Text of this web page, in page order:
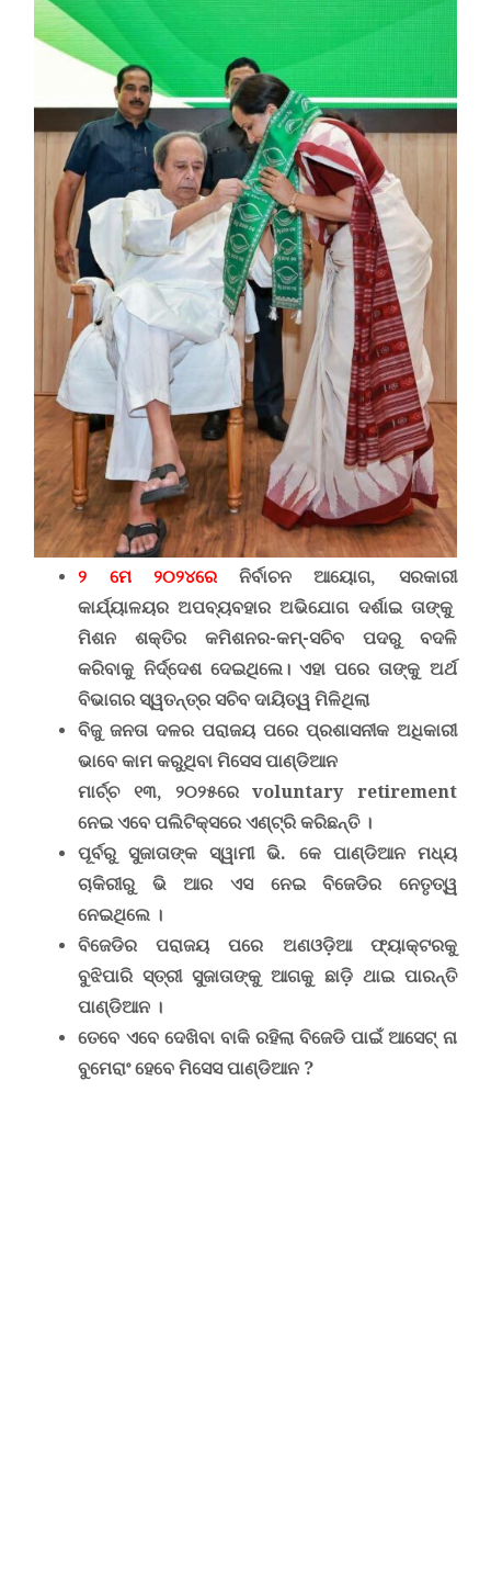
୨ ମେ ୨୦୨୪ରେନିର୍ବାଚନ ଆୟୋଗ,
ସରକାରୀ
କାର୍ଯ୍ୟାଳୟର ଅପବ୍ୟବହାର ଅଭିଯୋଗ ଦର୍ଶାଇ ତାଙ୍କୁ
ମିଶନ ଶକ୍ତିର କମିଶନର-କମ୍-ସଚିବ ପଦରୁ ବଦଳି
କରିବାକୁ ନିର୍ଦ୍ଦେଶ ଦେଇଥିଲେ। ଏହା ପରେ ତାଙ୍କୁ ଅର୍ଥ
ବିଭାଗର ସ୍ୱତନ୍ତ୍ର ସଚିବ ଦାୟିତ୍ୱ ମିଳିଥିଲା
ବିଜୁ ଜନତା ଦଳର ପରାଜୟ ପରେ ପ୍ରଶାସନୀକ ଅଧିକାରୀ
ଭାବେ କାମ କରୁଥିବା ମିସେସ ପାଣ୍ଡିଆନ
ମାର୍ଚ୍ଚ ୧୩, ୨୦୨୫ରେvoluntary retirement
ନେଇ ଏବେ ପଲିଟିକ୍ସରେ ଏଣ୍ଟ୍ରି କରିଛନ୍ତି ।
ପୂର୍ବରୁ ସୁଜାତାଙ୍କ ସ୍ୱାମୀ ଭି. କେ ପାଣ୍ଡିଆନ ମଧ୍ୟ
ଚାକିରୀରୁ ଭି ଆର ଏସ ନେଇ ବିଜେଡିର ନେତୃତ୍ୱ
ନେଇଥିଲେ ।
ବିଜେଡିର ପରାଜୟ ପରେ ଅଣଓଡ଼ିଆ ଫ୍ୟାକ୍ଟରକୁ
ବୁଝିପାରି ସ୍ତ୍ରୀ ସୁଜାତାଙ୍କୁ ଆଗକୁ ଛାଡ଼ି ଥାଇ ପାରନ୍ତି
ପାଣ୍ଡିଆନ ।
ତେବେ ଏବେ ଦେଖିବା ବାକି ରହିଲା ବିଜେଡି ପାଇଁ ଆସେଟ୍ ନା
ବୁମେରାଂ ହେବେ ମିସେସ ପାଣ୍ଡିଆନ ?